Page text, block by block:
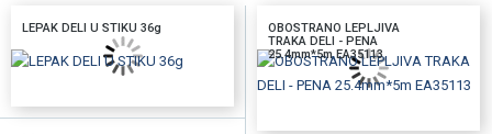
LEPAK DELI U STIKU 36g
OBOSTRANO LEPLJIVA
TRAKA DELI - PENA
25.4mm*5m EA35113